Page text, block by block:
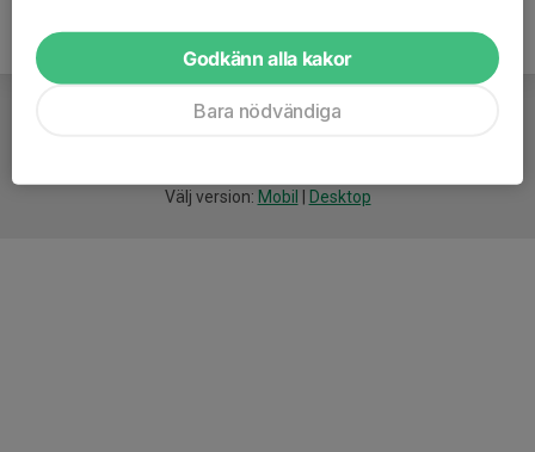
Välj version: Mobil Desktop
Godkänn alla kakor
Bara nödvändiga